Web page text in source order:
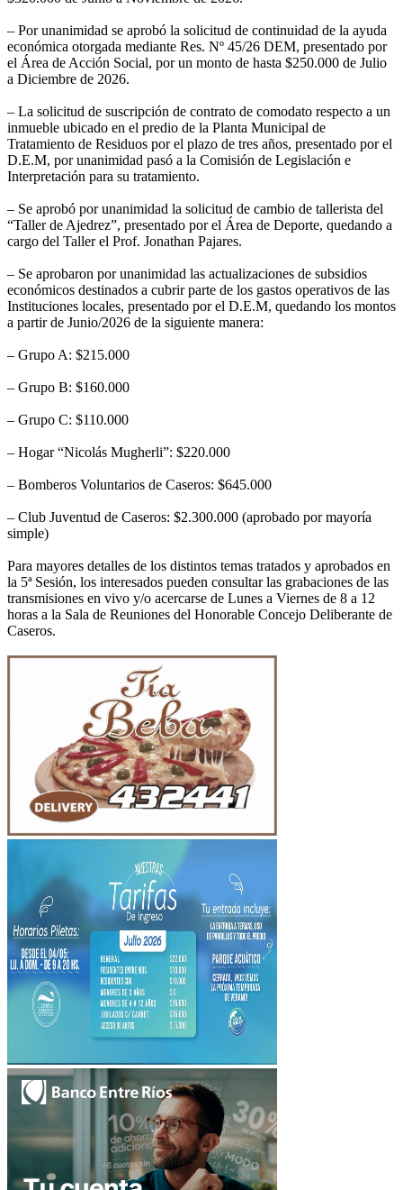
– Por unanimidad se aprobó la solicitud de continuidad de la ayuda
económica otorgada mediante Res. Nº 45/26 DEM, presentado por
el Área de Acción Social, por un monto de hasta $250.000 de Julio
a Diciembre de 2026.
– La solicitud de suscripción de contrato de comodato respecto a un
inmueble ubicado en el predio de la Planta Municipal de
Tratamiento de Residuos por el plazo de tres años, presentado por el
D.E.M, por unanimidad pasó a la Comisión de Legislación e
Interpretación para su tratamiento.
– Se aprobó por unanimidad la solicitud de cambio de tallerista del
“Taller de Ajedrez”, presentado por el Área de Deporte, quedando a
cargo del Taller el Prof. Jonathan Pajares.
– Se aprobaron por unanimidad las actualizaciones de subsidios
económicos destinados a cubrir parte de los gastos operativos de las
Instituciones locales, presentado por el D.E.M, quedando los montos
a partir de Junio/2026 de la siguiente manera:
– Grupo A: $215.000
– Grupo B: $160.000
– Grupo C: $110.000
– Hogar “Nicolás Mugherli”: $220.000
– Bomberos Voluntarios de Caseros: $645.000
– Club Juventud de Caseros: $2.300.000 (aprobado por mayoría
simple)
Para mayores detalles de los distintos temas tratados y aprobados en
la 5ª Sesión, los interesados pueden consultar las grabaciones de las
transmisiones en vivo y/o acercarse de Lunes a Viernes de 8 a 12
horas a la Sala de Reuniones del Honorable Concejo Deliberante de
Caseros.